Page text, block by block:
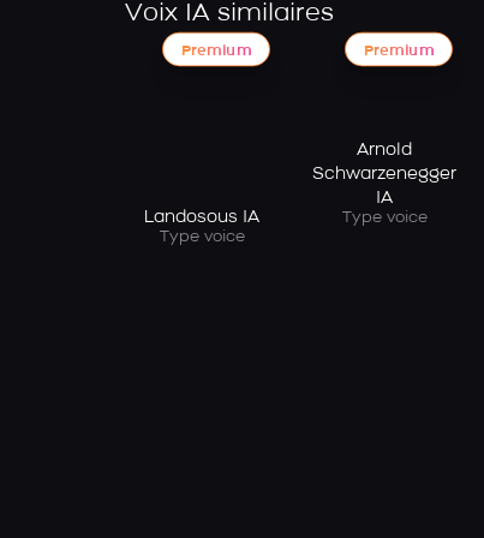
Voix IA similaires
Premium
Landosous IA
Type voice
Premium
Arnold
Schwarzenegger
IA
Type voice